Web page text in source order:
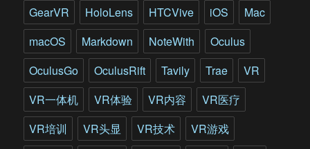
GearVR
HoloLens HTCVive iOS
Mac
macOS
Markdown NoteWith
Oculus
OculusGo
OculusRift Tavily Trae
VR
VR一体机
VR体验 VR内容
VR医疗
VR培训
VR头显 VR技术
VR游戏